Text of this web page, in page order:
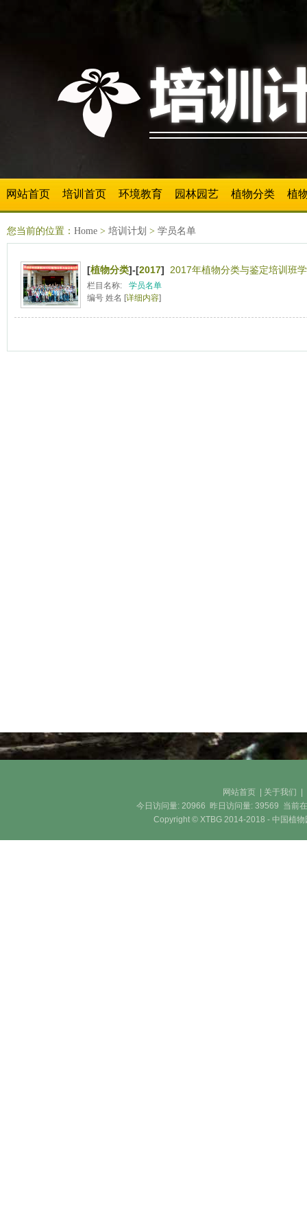
网站首页 培训首页 环境教育 园林园艺 植物分类 植
您当前的位置： Home > 培训计划 > 学员名单
[植物分类]-[2017] 2017年植物分类与鉴定培训班学
栏目名称:
学员名单
编号 姓名 [详细内容]
网站首页 关于我们
今日访问量:20966 昨日访问量:39569 当前
Copyright © XTBG 2014-2018 - 中国